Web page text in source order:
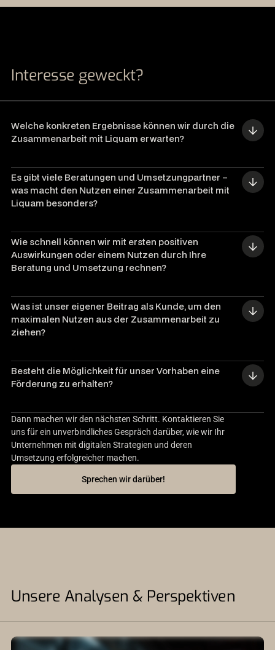
Interesse geweckt?
Dann machen wir den nächsten Schritt. Kontaktieren Sie
uns für ein unverbindliches Gespräch darüber, wie wir Ihr
Unternehmen mit digitalen Strategien und deren
Umsetzung erfolgreicher machen.
Sprechen wir darüber!
Welche konkreten Ergebnisse können wir durch die
Zusammenarbeit mit Liquam erwarten?
Es gibt viele Beratungen und Umsetzungpartner –
was macht den Nutzen einer Zusammenarbeit mit
Liquam besonders?
Wie schnell können wir mit ersten positiven
Auswirkungen oder einem Nutzen durch Ihre
Beratung und Umsetzung rechnen?
Was ist unser eigener Beitrag als Kunde, um den
maximalen Nutzen aus der Zusammenarbeit zu
ziehen?
Besteht die Möglichkeit für unser Vorhaben eine
Förderung zu erhalten?
Unsere Analysen & Perspektiven